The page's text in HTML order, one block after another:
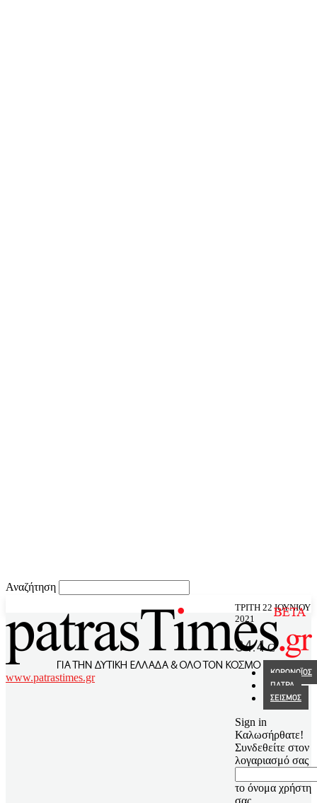
Αναζήτηση
www.patrastimes.gr
ΤΡΊΤΗ 22 ΙΟΥΝΊΟΥ
2021
34.4 C
ΚΟΡΩΝΟΪΟΣ
ΠΑΤΡΑ
ΣΕΙΣΜΟΣ
Sign in
Καλωσήρθατε!
Συνδεθείτε στον
λογαριασμό σας
το όνομα χρήστη
σας